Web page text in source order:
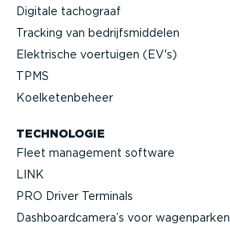
Digitale tachograaf
Tracking van bedrijfs­mid­delen
Elektrische voertuigen (EV's)
TPMS
Koelke­ten­beheer
TECHNOLOGIE
Fleet management software
LINK
PRO Driver Terminals
Dashboard­camera’s voor wagenparken